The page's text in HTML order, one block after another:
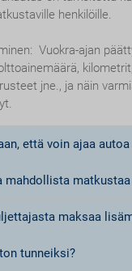
henkilöille.
Vuokra-ajan
jne., ja näin
että voin ajaa
riittää
yleissopimuksen
voi Suomessa
mahdollista
autolautalla
maksaa
tulee
tunneiksi?